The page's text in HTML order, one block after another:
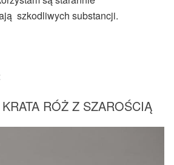
szkodliwych substancji.
RÓŻ Z SZAROŚCIĄ